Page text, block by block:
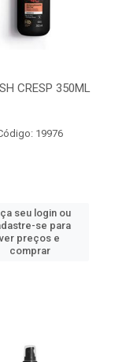
CRESP 350ML
19976
seu login ou
se para
ver preços e
comprar